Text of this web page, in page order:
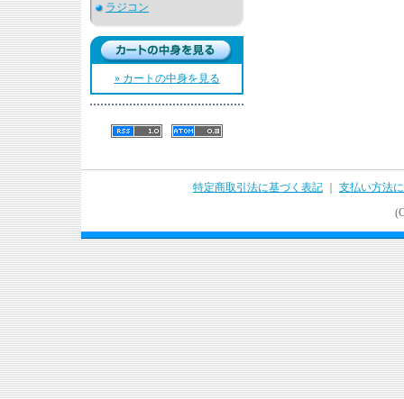
ラジコン
» カートの中身を見る
特定商取引法に基づく表記
支払い方法